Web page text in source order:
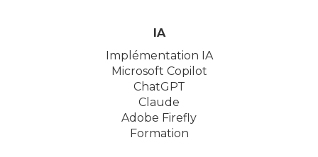
IA
Implémentation IA
Microsoft Copilot
ChatGPT
Claude
Adobe Firefly
Formation